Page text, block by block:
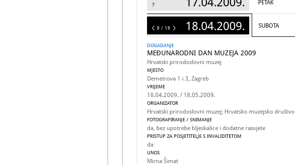
7 PETAK
18 18.04.2009. SUBOTA
8 / 18
DOGADANJE
MEĐUNARODNI DAN MUZEJA 2009
Hrvatski prirodoslovni muzej
MJESTO
Demetrova 1 i 3, Zagreb
VRIJEME
18.04.2009. / 18.05.2009.
ORGANIZATOR
Hrvatski prirodoslovni muzej; Hrvatsko muzejsko društvo
FOTOGRAFIRANJE / SNIMANJE
da, bez upotrebe bljeskalice i dodatne rasvjete
PRISTUP ZA POSJETITELJE S INVALIDITETOM
da
UNOS
Mirna Šimat